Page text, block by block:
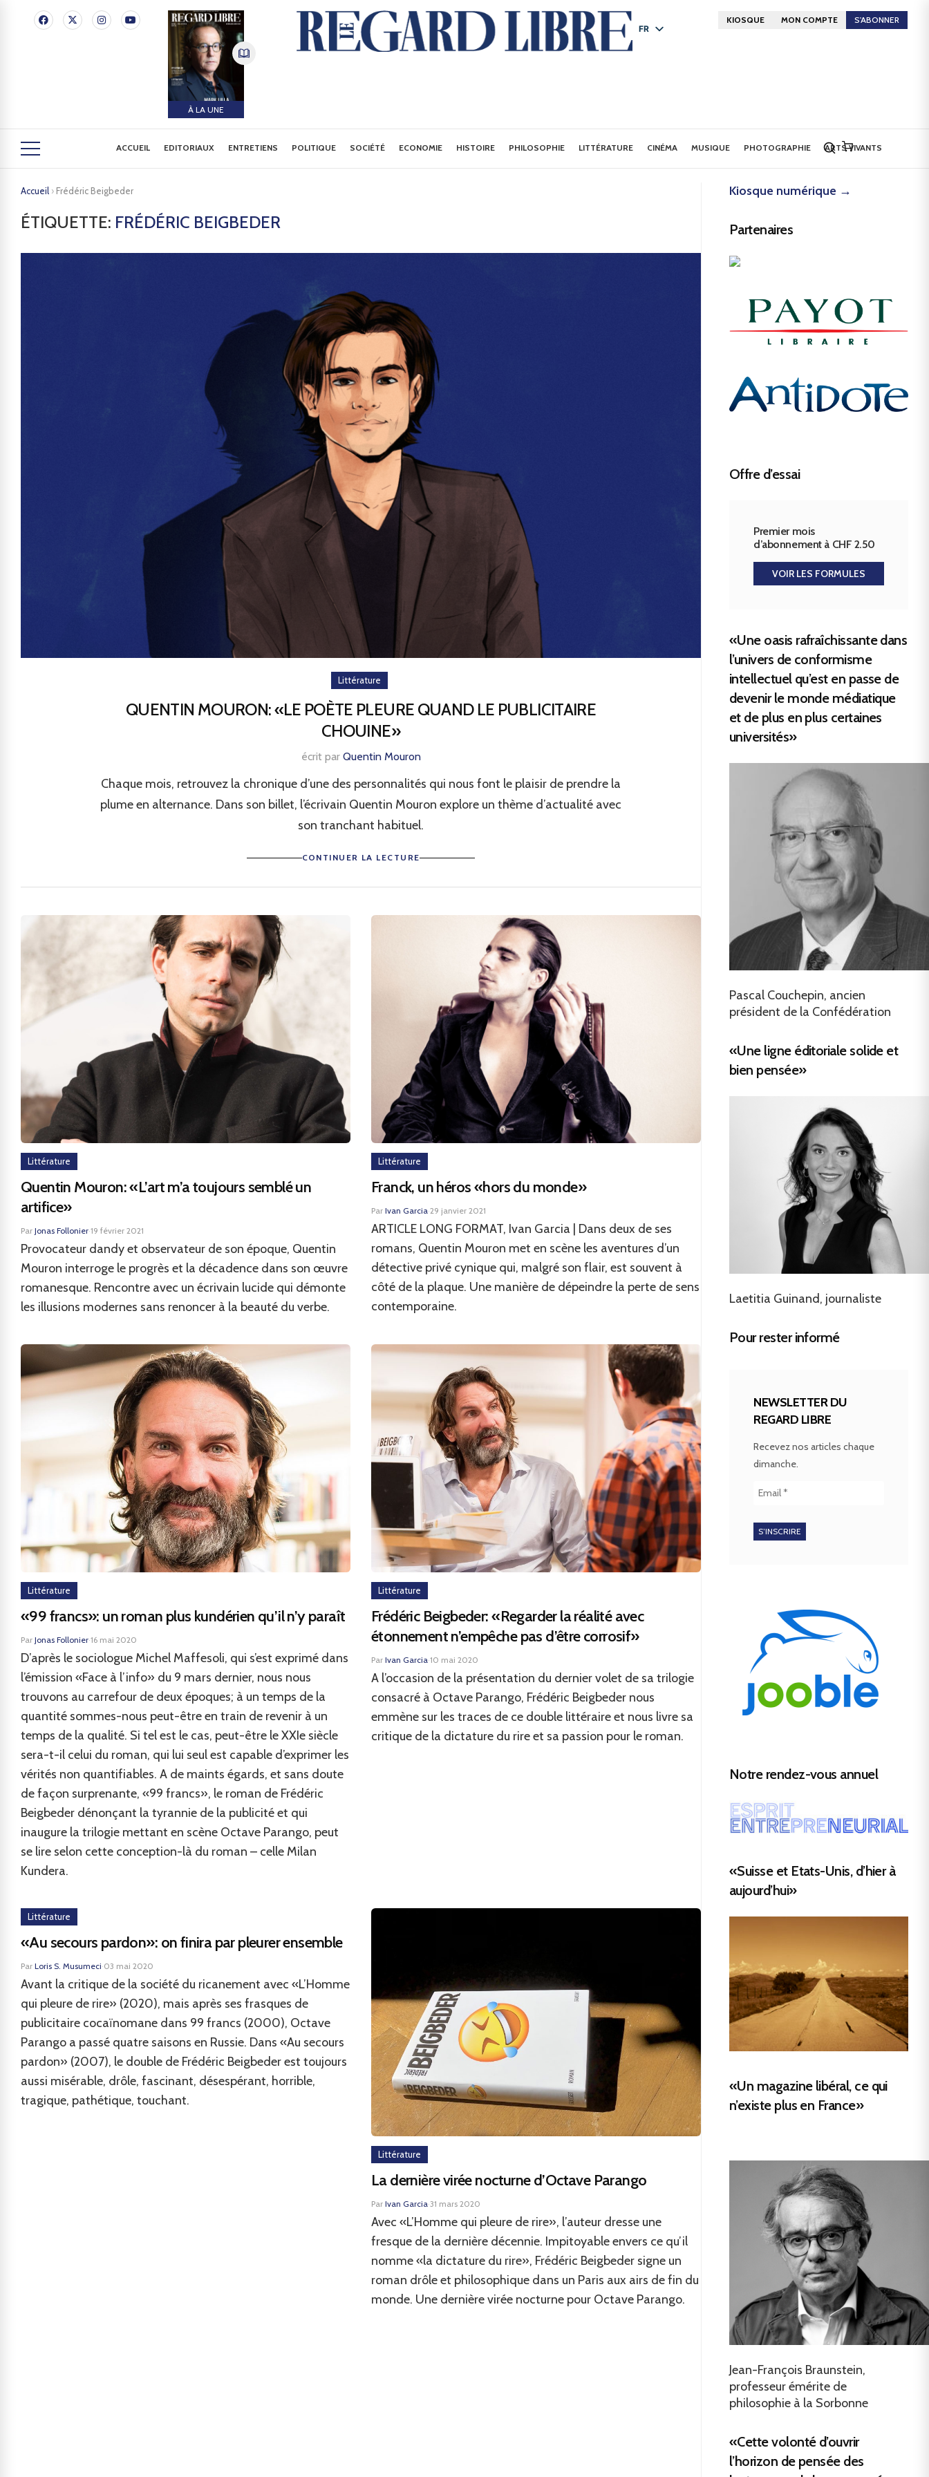
À LA UNE
FR
KIOSQUE MON COMPTE S'ABONNER
ACCUEIL EDITORIAUX ENTRETIENS POLITIQUE SOCIÉTÉ ECONOMIE HISTOIRE PHILOSOPHIE LITTÉRATURE CINÉMA MUSIQUE PHOTOGRAPHIE ARTS VIVANTS
Accueil › Frédéric Beigbeder
ÉTIQUETTE: FRÉDÉRIC BEIGBEDER
Littérature
QUENTIN MOURON: «LE POÈTE PLEURE QUAND LE PUBLICITAIRE
CHOUINE»
écrit par Quentin Mouron
Chaque mois, retrouvez la chronique d’une des personnalités qui nous font le plaisir de prendre la
plume en alternance. Dans son billet, l’écrivain Quentin Mouron explore un thème d’actualité avec
son tranchant habituel.
CONTINUER LA LECTURE
Littérature
Quentin Mouron: «L’art m’a toujours semblé un
artifice»
Par Jonas Follonier·19 février 2021
Provocateur dandy et observateur de son époque, Quentin
Mouron interroge le progrès et la décadence dans son œuvre
romanesque. Rencontre avec un écrivain lucide qui démonte
les illusions modernes sans renoncer à la beauté du verbe.
Littérature
Franck, un héros «hors du monde»
Par Ivan Garcia·29 janvier 2021
ARTICLE LONG FORMAT, Ivan Garcia | Dans deux de ses
romans, Quentin Mouron met en scène les aventures d’un
détective privé cynique qui, malgré son flair, est souvent à
côté de la plaque. Une manière de dépeindre la perte de sens
contemporaine.
Littérature
«99 francs»: un roman plus kundérien qu’il n’y paraît
Par Jonas Follonier·16 mai 2020
D’après le sociologue Michel Maffesoli, qui s’est exprimé dans
l’émission «Face à l’info» du 9 mars dernier, nous nous
trouvons au carrefour de deux époques; à un temps de la
quantité sommes-nous peut-être en train de revenir à un
temps de la qualité. Si tel est le cas, peut-être le XXIe siècle
sera-t-il celui du roman, qui lui seul est capable d’exprimer les
vérités non quantifiables. A de maints égards, et sans doute
de façon surprenante, «99 francs», le roman de Frédéric
Beigbeder dénonçant la tyrannie de la publicité et qui
inaugure la trilogie mettant en scène Octave Parango, peut
se lire selon cette conception-là du roman – celle Milan
Kundera.
Littérature
Frédéric Beigbeder: «Regarder la réalité avec
étonnement n’empêche pas d’être corrosif»
Par Ivan Garcia·10 mai 2020
A l’occasion de la présentation du dernier volet de sa trilogie
consacré à Octave Parango, Frédéric Beigbeder nous
emmène sur les traces de ce double littéraire et nous livre sa
critique de la dictature du rire et sa passion pour le roman.
Littérature
«Au secours pardon»: on finira par pleurer ensemble
Par Loris S. Musumeci·03 mai 2020
Avant la critique de la société du ricanement avec «L’Homme
qui pleure de rire» (2020), mais après ses frasques de
publicitaire cocaïnomane dans 99 francs (2000), Octave
Parango a passé quatre saisons en Russie. Dans «Au secours
pardon» (2007), le double de Frédéric Beigbeder est toujours
aussi misérable, drôle, fascinant, désespérant, horrible,
tragique, pathétique, touchant.
Littérature
La dernière virée nocturne d’Octave Parango
Par Ivan Garcia·31 mars 2020
Avec «L’Homme qui pleure de rire», l’auteur dresse une
fresque de la dernière décennie. Impitoyable envers ce qu’il
nomme «la dictature du rire», Frédéric Beigbeder signe un
roman drôle et philosophique dans un Paris aux airs de fin du
monde. Une dernière virée nocturne pour Octave Parango.
Kiosque numérique →
Partenaires
Offre d’essai
Premier mois
d’abonnement à CHF 2.50
VOIR LES FORMULES
«Une oasis rafraîchissante dans
l’univers de conformisme
intellectuel qu’est en passe de
devenir le monde médiatique
et de plus en plus certaines
universités»
Pascal Couchepin, ancien
président de la Confédération
«Une ligne éditoriale solide et
bien pensée»
Laetitia Guinand, journaliste
Pour rester informé
NEWSLETTER DU
REGARD LIBRE
Recevez nos articles chaque
dimanche.
Notre rendez-vous annuel
«Suisse et Etats-Unis, d’hier à
aujourd’hui»
«Un magazine libéral, ce qui
n’existe plus en France»
Jean-François Braunstein,
professeur émérite de
philosophie à la Sorbonne
«Cette volonté d’ouvrir
l’horizon de pensée des